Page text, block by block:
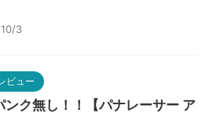
3
ビュー
ンク無し！！【パナレーサー ア